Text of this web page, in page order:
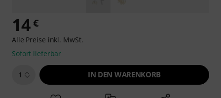
14€
Alle Preise inkl. MwSt.
Sofort lieferbar
1 IN DEN WARENKORB